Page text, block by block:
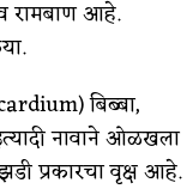
टळला असे नाही!
घटना
रामबाण आहे.
बिब्बा,
नावाने ओळखला
प्रकारचा वृक्ष आहे.